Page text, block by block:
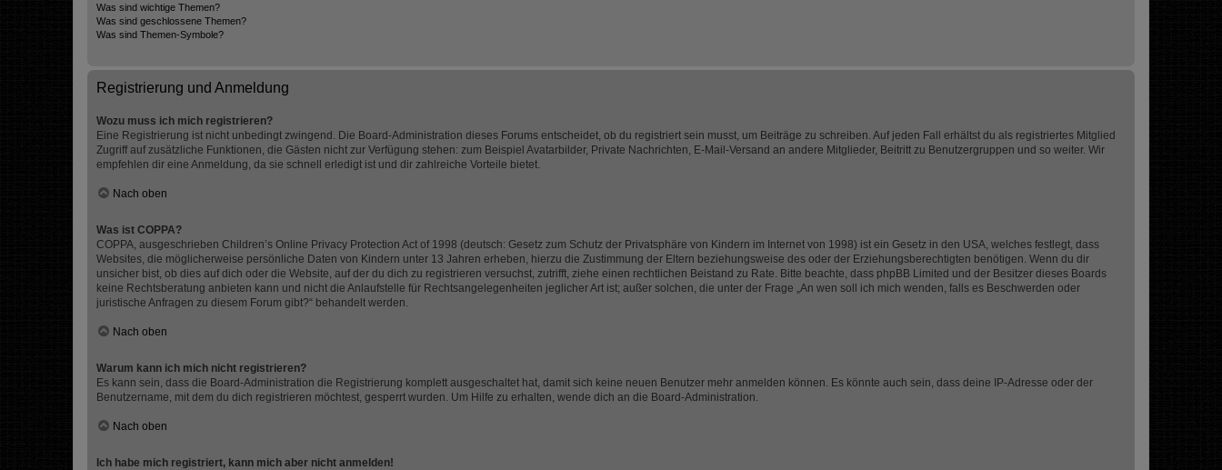
Was sind wichtige Themen?
Was sind geschlossene Themen?
Was sind Themen-Symbole?
Registrierung und Anmeldung
Wozu muss ich mich registrieren?
Eine Registrierung ist nicht unbedingt zwingend. Die Board-Administration dieses Forums entscheidet, ob du registriert sein musst, um Beiträge zu schreiben. Auf jeden Fall erhältst du als registriertes Mitglied
Zugriff auf zusätzliche Funktionen, die Gästen nicht zur Verfügung stehen: zum Beispiel Avatarbilder, Private Nachrichten, E-Mail-Versand an andere Mitglieder, Beitritt zu Benutzergruppen und so weiter. Wir
empfehlen dir eine Anmeldung, da sie schnell erledigt ist und dir zahlreiche Vorteile bietet.
Nach oben
Was ist COPPA?
COPPA, ausgeschrieben Children’s Online Privacy Protection Act of 1998 (deutsch: Gesetz zum Schutz der Privatsphäre von Kindern im Internet von 1998) ist ein Gesetz in den USA, welches festlegt, dass
Websites, die möglicherweise persönliche Daten von Kindern unter 13 Jahren erheben, hierzu die Zustimmung der Eltern beziehungsweise des oder der Erziehungsberechtigten benötigen. Wenn du dir
unsicher bist, ob dies auf dich oder die Website, auf der du dich zu registrieren versuchst, zutrifft, ziehe einen rechtlichen Beistand zu Rate. Bitte beachte, dass phpBB Limited und der Besitzer dieses Boards
keine Rechtsberatung anbieten kann und nicht die Anlaufstelle für Rechtsangelegenheiten jeglicher Art ist; außer solchen, die unter der Frage „An wen soll ich mich wenden, falls es Beschwerden oder
juristische Anfragen zu diesem Forum gibt?“ behandelt werden.
Nach oben
Warum kann ich mich nicht registrieren?
Es kann sein, dass die Board-Administration die Registrierung komplett ausgeschaltet hat, damit sich keine neuen Benutzer mehr anmelden können. Es könnte auch sein, dass deine IP-Adresse oder der
Benutzername, mit dem du dich registrieren möchtest, gesperrt wurden. Um Hilfe zu erhalten, wende dich an die Board-Administration.
Nach oben
Ich habe mich registriert, kann mich aber nicht anmelden!